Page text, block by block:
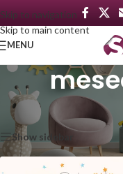
Skip to navigation
Skip to main content
MENU
Početna
Proizvod označen
Show sidebar